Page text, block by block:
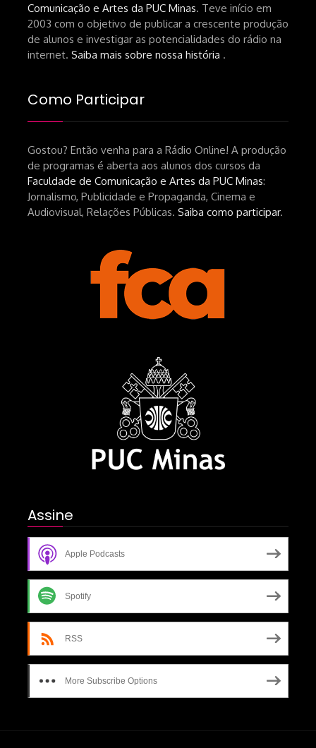
Comunicação e Artes da PUC Minas. Teve início em
2003 com o objetivo de publicar a crescente produção
de alunos e investigar as potencialidades do rádio na
internet. Saiba mais sobre nossa história .
Como Participar
Gostou? Então venha para a Rádio Online! A produção
de programas é aberta aos alunos dos cursos da
Faculdade de Comunicação e Artes da PUC Minas:
Jornalismo, Publicidade e Propaganda, Cinema e
Audiovisual, Relações Públicas. Saiba como participar.
Assine
Apple Podcasts
Spotify
RSS
More Subscribe Options